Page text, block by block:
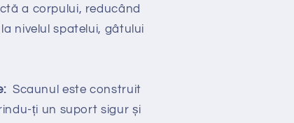
a corpului, reducând
nivelul spatelui, gâtului
Scaunul este construit
ți un suport sigur și